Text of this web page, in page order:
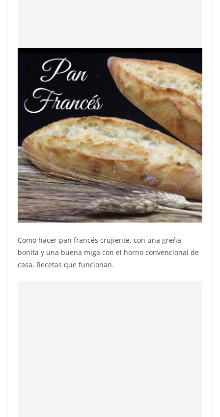
Como hacer pan francés crujiente, con una greña
bonita y una buena miga con el horno convencional de
casa. Recetas que funcionan.